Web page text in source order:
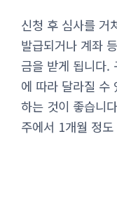
신청 후 심사를 거
발급되거나 계좌
금을 받게 됩니다.
에 따라 달라질 수
하는 것이 좋습니
주에서 1개월 정